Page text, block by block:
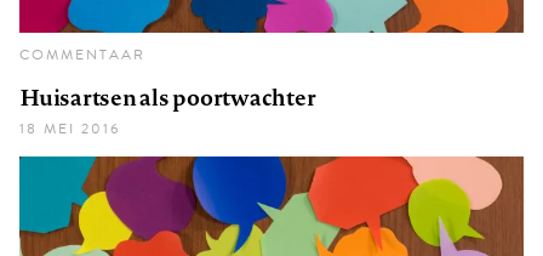
COMMENTAAR
Huisartsen als poortwachter
18 MEI 2016